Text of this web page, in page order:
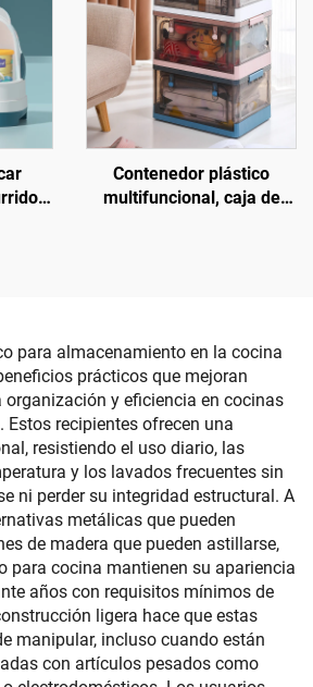
al
Contenedor plástico
multifuncional, caja de
para almacenamiento en la cocina
prácticos que mejoran
y eficiencia en cocinas
recipientes ofrecen una
resistiendo el uso diario, las
y los lavados frecuentes sin
ni perder su integridad estructural. A
metálicas que pueden
de madera que pueden astillarse,
para cocina mantienen su apariencia
años con requisitos mínimos de
ligera hace que estas
manipular, incluso cuando están
con artículos pesados como